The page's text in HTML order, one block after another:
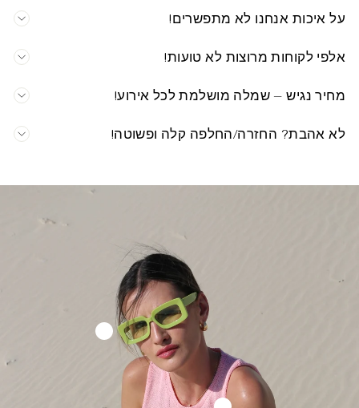
על איכות אנחנו לא מתפשרים!
אלפי לקוחות מרוצות לא טועות!
מחיר נגיש – שמלה מושלמת לכל אירוע!
לא אהבת? החזרה/החלפה קלה ופשוטה!